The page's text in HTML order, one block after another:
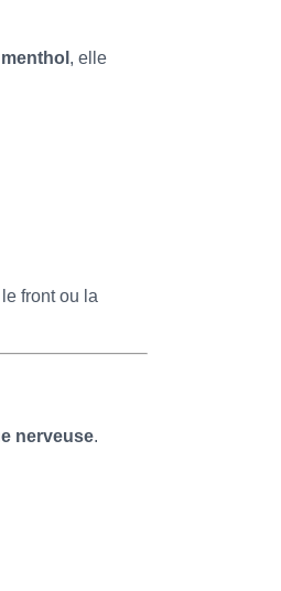
menthol , elle
front ou la
nerveuse.